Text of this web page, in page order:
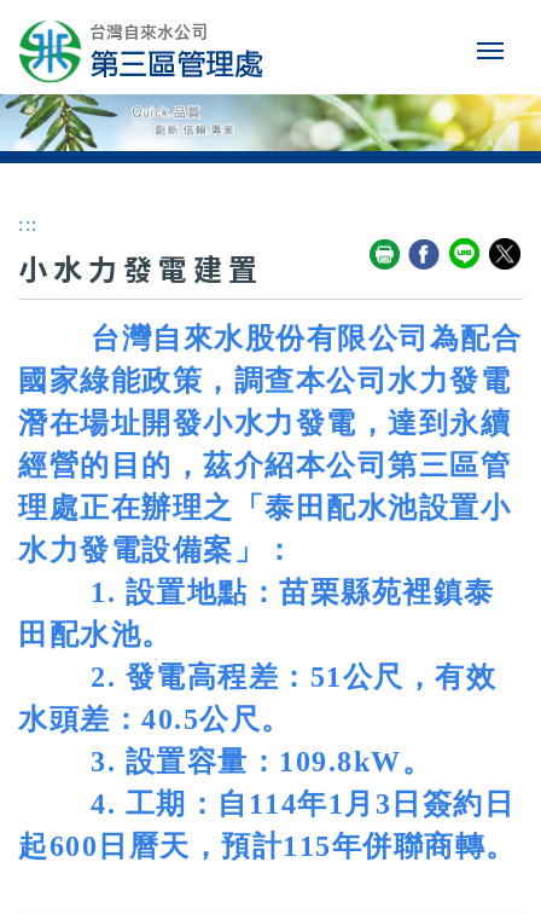
:::
小水力發電建置
台灣自來水股份有限公司為配合
國家綠能政策，調查本公司水力發電
潛在場址開發小水力發電 ，達到永續
經營的目的，茲介紹本公司第三區管
理處正在辦理之「泰田配水池設置小
水力發電設備案」：
1. 設置地點：苗栗縣苑裡鎮泰
田配水池。
2. 發電高程差：51公尺，有效
水頭差：40.5公尺。
3. 設置容量：109.8kW。
4. 工期：自114年1月3日簽約日
起600日曆天，預計115年併聯商轉。